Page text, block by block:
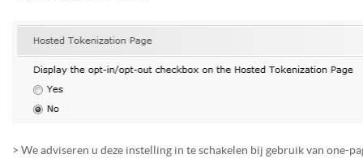
> We adviseren u deze instelling in te schakelen bij gebruik van one-